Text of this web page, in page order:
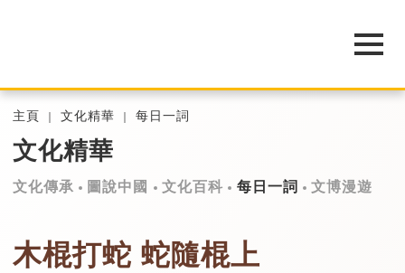
主頁 文化精華 每日一詞
文化精華
文化傳承 圖說中國 文化百科 每日一詞 文博漫遊
木棍打蛇 蛇隨棍上